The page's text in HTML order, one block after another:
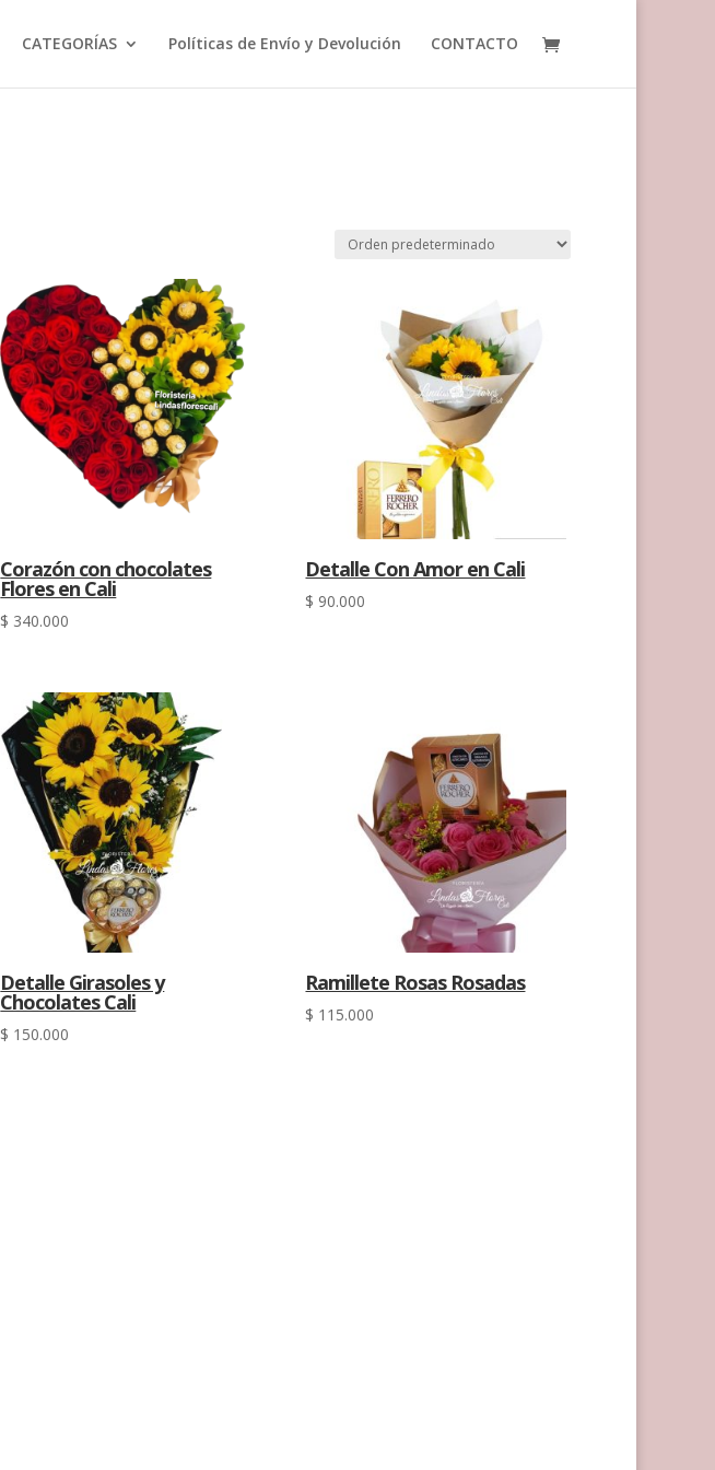
CATEGORÍAS Políticas de Envío y Devolución CONTACTO
Corazón con chocolates
Flores en Cali
$ 340.000
Detalle Con Amor en Cali
$ 90.000
Detalle Girasoles y
Chocolates Cali
$ 150.000
Ramillete Rosas Rosadas
$ 115.000